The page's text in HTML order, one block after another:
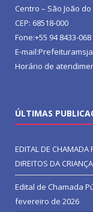
Centro – São João
CEP: 68518-000
Fone:+55 94 8433-068
E-
Horário de
ÚLTIMAS
EDITAL DE CHAMADA
DIREITOS DA
Edital de Chamada
fevereiro de 2026